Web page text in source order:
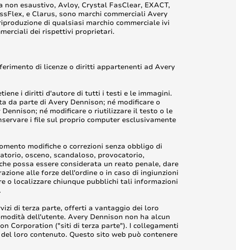
esaustivo, Avloy, Crystal FasClear, EXACT,
e Clarus, sono marchi commerciali Avery
di qualsiasi marchio commerciale ivi
dei rispettivi proprietari.
di licenze o diritti appartenenti ad Avery
i diritti d'autore di tutti i testi e le immagini.
da parte di Avery Dennison; né modificare o
né modificare o riutilizzare il testo o le
i file sul proprio computer esclusivamente
modifiche o correzioni senza obbligo di
osceno, scandaloso, provocatorio,
possa essere considerata un reato penale, dare
alle forze dell'ordine o in caso di ingiunzioni
o localizzare chiunque pubblichi tali informazioni
di terza parte, offerti a vantaggio dei loro
dell'utente. Avery Dennison non ha alcun
Corporation ("siti di terza parte"). I collegamenti
loro contenuto. Questo sito web può contenere